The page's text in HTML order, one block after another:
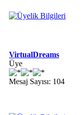
VirtualDreams
Üye
Mesaj Sayısı: 104